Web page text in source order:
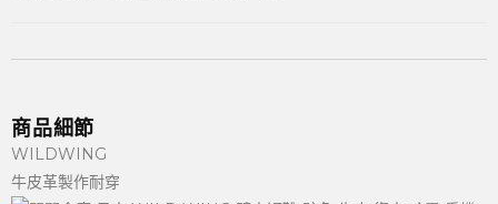
商品細節
WILDWING
牛皮革製作耐穿